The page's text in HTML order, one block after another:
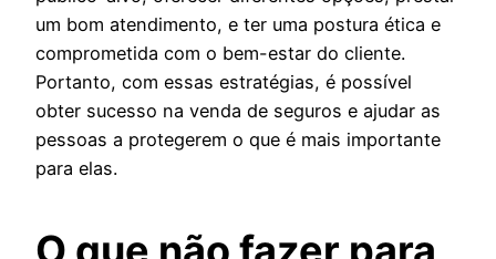
um bom atendimento, e ter uma postura ética e
comprometida com o bem-estar do cliente.
Portanto, com essas estratégias, é possível
obter sucesso na venda de seguros e ajudar as
pessoas a protegerem o que é mais importante
para elas.